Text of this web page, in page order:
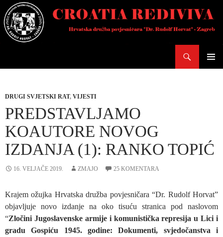
Skoči
do
sadržaja
DRUGI SVJETSKI RAT, VIJESTI
PREDSTAVLJAMO
KOAUTORE NOVOG
IZDANJA (1): RANKO TOPIĆ
16. VELJAČE 2019. ZMAJO 25 KOMENTARA
Krajem ožujka Hrvatska družba povjesničara “Dr. Rudolf Horvat”
objavljuje novo izdanje na oko tisuću stranica pod naslovom
“Zločini Jugoslavenske armije i komunistička represija u Lici i
gradu Gospiću 1945. godine: Dokumenti, svjedočanstva i